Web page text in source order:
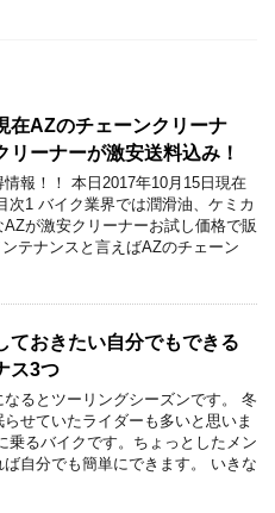
在AZのチェーンクリーナ
リーナーが激安送料込み！
報！！ 本日2017年10月15日現在
次1 バイク業界では潤滑油、ケミカ
AZが激安クリーナーお試し価格で販
テナンスと言えばAZのチェーン
ておきたい自分でもできる
ス3つ
るとツーリングシーズンです。 冬
せていたライダーも多いと思いま
乗るバイクです。ちょっとしたメン
ば自分でも簡単にできます。 いきな